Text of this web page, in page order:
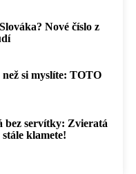
Nové číslo z
si myslíte: TOTO
bez servítky: Zvieratá
klamete!